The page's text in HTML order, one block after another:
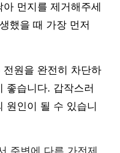
먼지를 제거해주세
했을 때 가장 먼저
원을 완전히 차단하
좋습니다. 갑작스러
원인이 될 수 있습니
주변에 다른 가전제